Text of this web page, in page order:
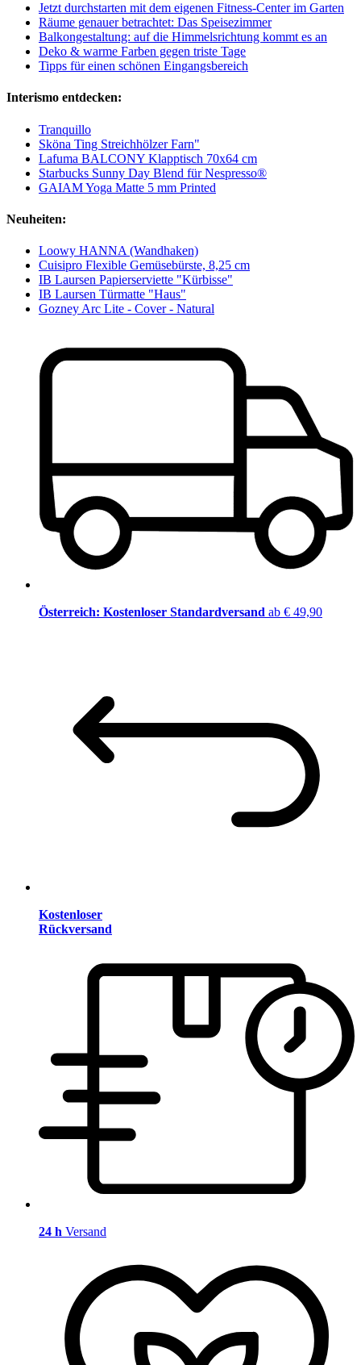
Jetzt durchstarten mit dem eigenen Fitness-Center im Garten
Räume genauer betrachtet: Das Speisezimmer
Balkongestaltung: auf die Himmelsrichtung kommt es an
Deko & warme Farben gegen triste Tage
Tipps für einen schönen Eingangsbereich
Interismo entdecken:
Tranquillo
Sköna Ting Streichhölzer Farn"
Lafuma BALCONY Klapptisch 70x64 cm
Starbucks Sunny Day Blend für Nespresso®
GAIAM Yoga Matte 5 mm Printed
Neuheiten:
Loowy HANNA (Wandhaken)
Cuisipro Flexible Gemüsebürste, 8,25 cm
IB Laursen Papierserviette "Kürbisse"
IB Laursen Türmatte "Haus"
Gozney Arc Lite - Cover - Natural
Österreich: Kostenloser Standardversand ab € 49,90
Kostenloser
Rückversand
24 h Versand